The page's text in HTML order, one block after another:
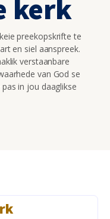
kerk
preekopskrifte te
en siel aanspreek.
verstaanbare
van God se
in jou daaglikse